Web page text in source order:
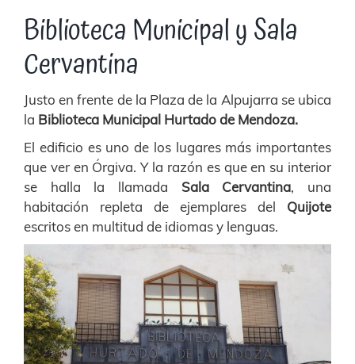
Biblioteca Municipal y Sala
Cervantina
Justo en frente de la Plaza de la Alpujarra se ubica
la Biblioteca Municipal Hurtado de Mendoza.
El edificio es uno de los lugares más importantes
que ver en Órgiva. Y la razón es que en su interior
se halla la llamada Sala Cervantina, una
habitación repleta de ejemplares del Quijote
escritos en multitud de idiomas y lenguas.